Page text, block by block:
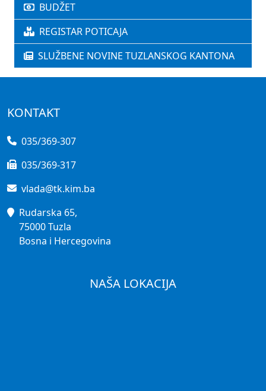
BUDŽET
REGISTAR POTICAJA
SLUŽBENE NOVINE TUZLANSKOG KANTONA
KONTAKT
035/369-307
035/369-317
vlada@tk.kim.ba
Rudarska 65,
75000 Tuzla
Bosna i Hercegovina
NAŠA LOKACIJA